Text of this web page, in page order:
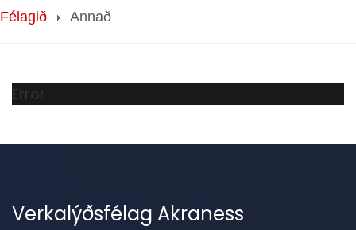
Félagið Annað
Error
Verkalýðsfélag Akraness